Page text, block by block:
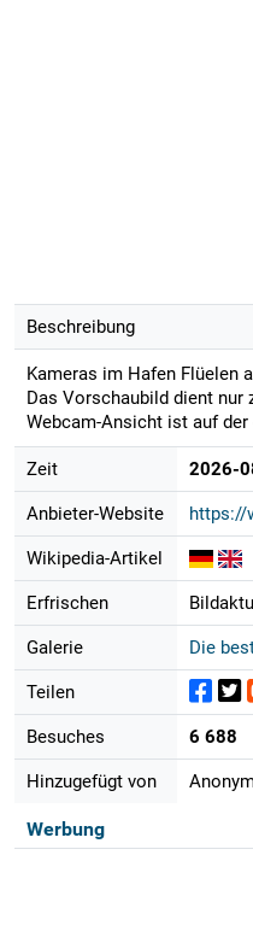
Beschreibung
Kameras im Hafen Flüelen
Das Vorschaubild dient nur
Webcam-Ansicht ist auf
Zeit 2026-
Anbieter-Website https://
Wikipedia-Artikel
Erfrischen
Galerie Die
Teilen
Besuches 6 688
Hinzugefügt von
Werbung